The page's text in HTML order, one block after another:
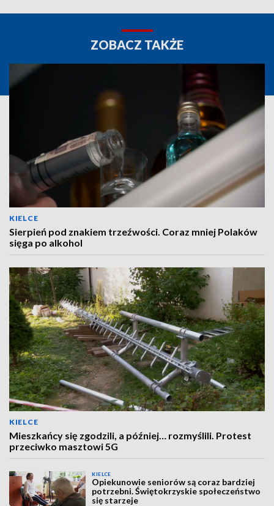
ZOBACZ TAKŻE
KIELCE
Sierpień pod znakiem trzeźwości. Coraz mniej Polaków
sięga po alkohol
KIELCE
Mieszkańcy się zgodzili, a później… rozmyślili. Protest
przeciwko masztowi 5G
KIELCE
Opiekunowie seniorów są coraz bardziej
potrzebni. Świętokrzyskie społeczeństwo
się starzeje